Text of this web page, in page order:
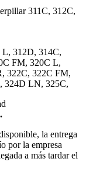
311C, 312C,
L, 312D, 314C,
FM, 320C L,
322C, 322C FM,
324D LN, 325C,
la entrega
por la empresa
a más tardar el